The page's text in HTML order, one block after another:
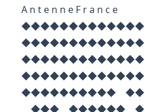
r a n c e
◆◆
◆